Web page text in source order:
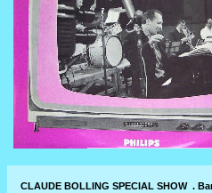
CLAUDE BOLLING SPECIAL SHOW .